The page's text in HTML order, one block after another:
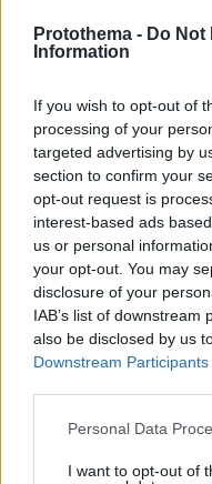
Protothema - Do Not
Information
If you wish to opt-out of
processing of your
targeted advertising by
section to confirm your
opt-out request is
interest-based ads
us or personal
your opt-out. You may
disclosure of your
IAB’s list of
also be disclosed by us
Downstream Participants
Please note that this
not limited to your visit
Personal Data
I want to opt-out of
ΗΠΑ: Μέχρι χθες
Σχετικά Άρθρα
Ακολουθήστε το
και μάθετε πρώτοι
Δείτε όλες τις
και τον Κόσμο, τη
Protothema.gr